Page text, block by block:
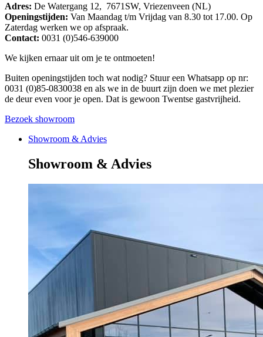
Adres: De Watergang 12, 7671SW, Vriezenveen (NL)
Openingstijden: Van Maandag t/m Vrijdag van 8.30 tot 17.00. Op
Zaterdag werken we op afspraak.
Contact: 0031 (0)546-639000
We kijken ernaar uit om je te ontmoeten!
Buiten openingstijden toch wat nodig? Stuur een Whatsapp op nr:
0031 (0)85-0830038 en als we in de buurt zijn doen we met plezier
de deur even voor je open. Dat is gewoon Twentse gastvrijheid.
Bezoek showroom
Showroom & Advies
Showroom & Advies